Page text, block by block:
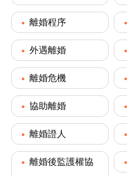
離婚程序
外遇離婚
離婚危機
協助離婚
離婚證人
離婚後監護權協